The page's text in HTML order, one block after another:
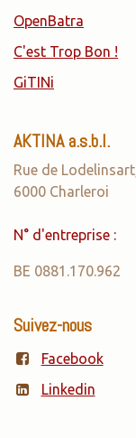
OpenBatra
C'est Trop Bon !
GiTINi
AKTINA a.s.b.l.
Rue de
6000 Charleroi
N° d'entreprise :
BE 0881.170.962
Suivez-nous
Facebook
Linkedin